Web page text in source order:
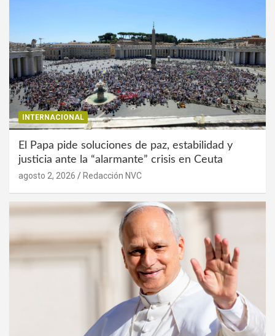
INTERNACIONAL
El Papa pide soluciones de paz, estabilidad y
justicia ante la “alarmante” crisis en Ceuta
agosto 2, 2026 Redacción NVC